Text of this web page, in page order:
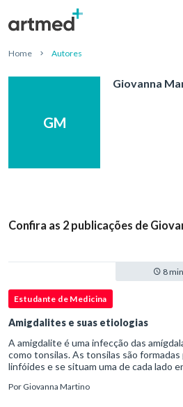
Home Autores
GM
Giovanna
Confira as 2 publicações de
8
Estudante de Medicina
Amigdalites e suas etiologias
A amigdalite é uma infecção das
como tonsilas. As tonsilas são
linfóides e se situam uma de cada lado
composta pelos arcos palatoglosso e
Por Giovanna Martino